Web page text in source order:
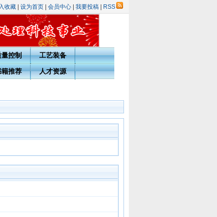
收藏 设为首页 会员中心 我要投稿 RSS
量控制 工艺装备
籍推荐 人才资源